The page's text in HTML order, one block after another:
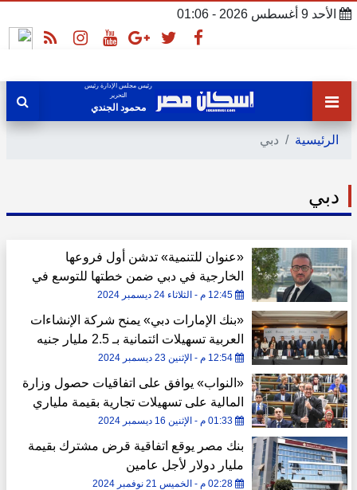
الأحد 9 أغسطس 2026 - 01:06
رئيس مجلس الإدارة رئيس
التحرير
محمود الجندي
الرئيسية دبي
دبي
«عنوان للتنمية» تدشن أول فروعها
الخارجية في دبي ضمن خطتها للتوسع في
تسويق مشروعاتها
12:45 م - الثلاثاء 24 ديسمبر 2024
«بنك الإمارات دبي» يمنح شركة الإنشاءات
العربية تسهيلات ائتمانية بـ 2.5 مليار جنيه
12:54 م - الإثنين 23 ديسمبر 2024
«النواب» يوافق على اتفاقيات حصول وزارة
المالية على تسهيلات تجارية بقيمة ملياري
دولار
01:33 م - الإثنين 16 ديسمبر 2024
بنك مصر يوقع اتفاقية قرض مشترك بقيمة
مليار دولار لأجل عامين
02:28 م - الخميس 21 نوفمبر 2024